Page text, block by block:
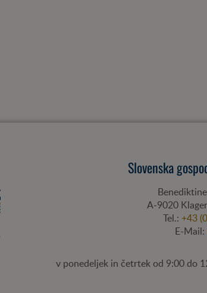
Slovenska
A-9020
Tel.: +43
E-Mail:
v ponedeljek in četrtek od 9:00 do